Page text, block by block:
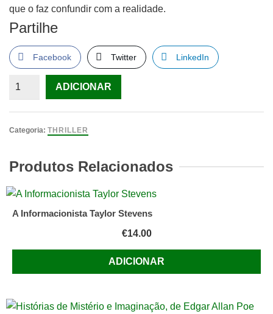
que o faz confundir com a realidade.
Partilhe
Facebook Twitter LinkedIn
Quantidade
Lev
ADICIONAR
Categoria: THRILLER
Produtos Relacionados
A Informacionista Taylor Stevens
€14.00
ADICIONAR